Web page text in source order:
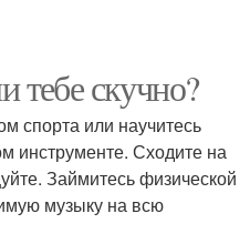
тебе скучно?
спорта или научитесь
инструменте. Сходите на
Займитесь физической
музыку на всю